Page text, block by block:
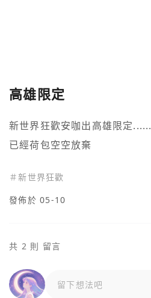
高雄限定
新世界狂歡安咖出高雄限定......
已經荷包空空放棄
＃新世界狂歡
發佈於 05-10
共 2 則 留言
留下想法吧